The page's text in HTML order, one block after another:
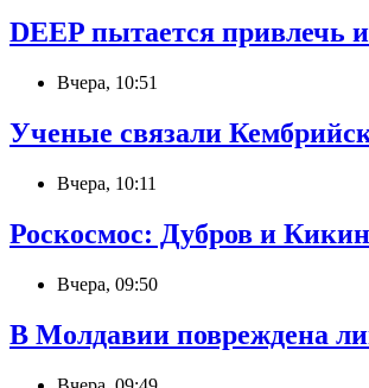
DEEP пытается привлечь
Вчера, 10:51
Ученые связали
Вчера, 10:11
Роскосмос: Дубров и
Вчера, 09:50
В Молдавии повреждена